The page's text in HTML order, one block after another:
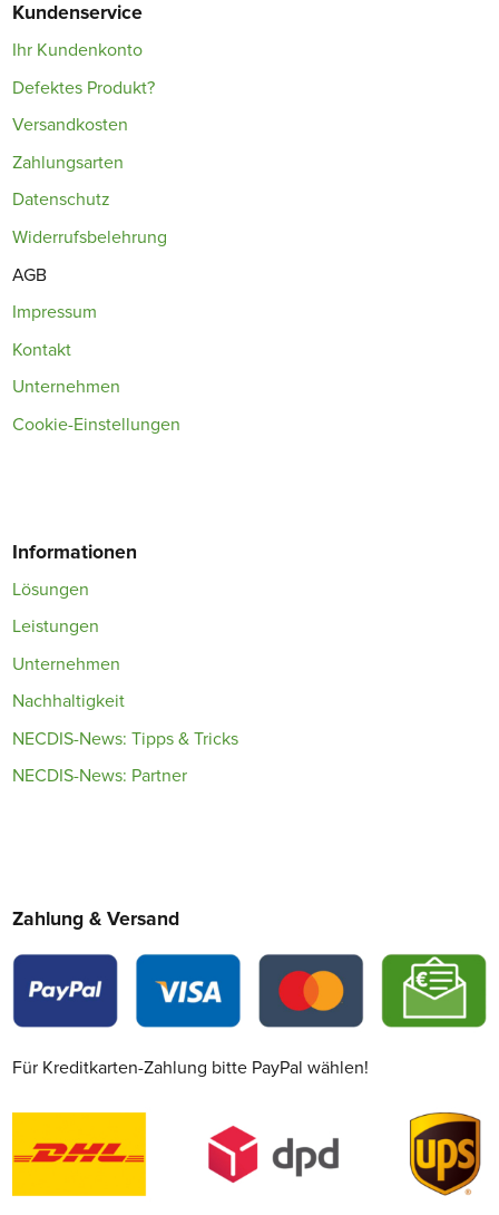
Kundenservice
Ihr Kundenkonto
Defektes Produkt?
Versandkosten
Zahlungsarten
Datenschutz
Widerrufsbelehrung
AGB
Impressum
Kontakt
Unternehmen
Cookie-Einstellungen
Informationen
Lösungen
Leistungen
Unternehmen
Nachhaltigkeit
NECDIS-News: Tipps & Tricks
NECDIS-News: Partner
Zahlung & Versand
Für Kreditkarten-Zahlung bitte PayPal wählen!